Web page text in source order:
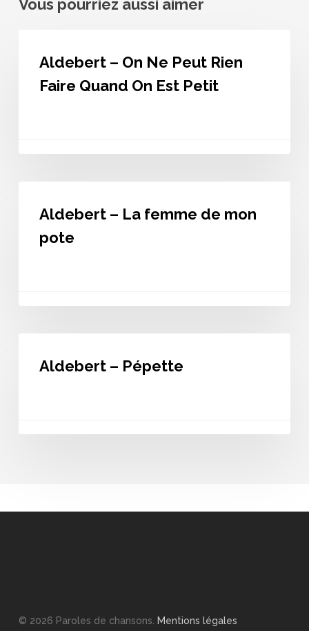
Vous pourriez aussi aimer
Peut
Aldebert – On Ne Peut Rien
Faire Quand On Est Petit
Aldebert – La femme de mon
pote
Pépette
Aldebert – Pépette
© 2026 Paroles de chansons. Mentions légales